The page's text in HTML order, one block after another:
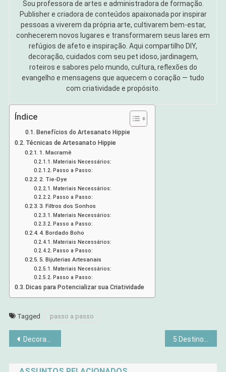
Sou professora de artes e administradora de formação.
Publisher e criadora de conteúdos apaixonada por inspirar
pessoas a viverem da própria arte, cultivarem bem-estar,
conhecerem novos lugares e transformarem seus lares em
refúgios de afeto e inspiração. Aqui compartilho DIY,
decoração, cuidados com seu pet idoso, jardinagem,
roteiros e sabores pelo mundo, cultura, reflexões do
evangelho e mensagens que aquecem o coração — tudo
com criatividade e propósito.
Índice
Benefícios do Artesanato Hippie
Técnicas de Artesanato Hippie
1. Macramê
Materiais Necessários:
Passo a Passo:
2. Tie-Dye
Materiais Necessários:
Passo a Passo:
3. Filtros dos Sonhos
Materiais Necessários:
Passo a Passo:
4. Bordado Boho
Materiais Necessários:
Passo a Passo:
5. Bijuterias Artesanais
Materiais Necessários:
Passo a Passo:
Dicas para Potencializar sua Criatividade
Tagged passo a passo
Navegação
de
Decoração Retrô: A Fascinação Do Passado para o Presente 5 Destinos Próximos pra Relaxar no Fim de Semana